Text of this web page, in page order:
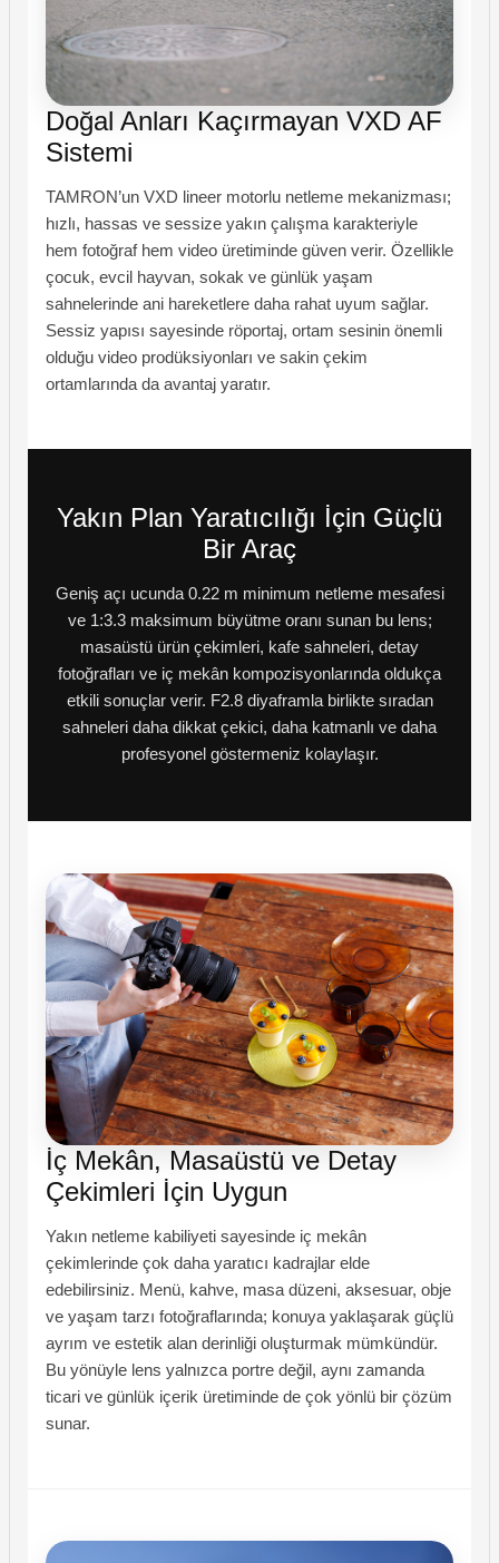
Doğal Anları Kaçırmayan VXD AF
Sistemi
TAMRON’un VXD lineer motorlu netleme mekanizması;
hızlı, hassas ve sessize yakın çalışma karakteriyle
hem fotoğraf hem video üretiminde güven verir. Özellikle
çocuk, evcil hayvan, sokak ve günlük yaşam
sahnelerinde ani hareketlere daha rahat uyum sağlar.
Sessiz yapısı sayesinde röportaj, ortam sesinin önemli
olduğu video prodüksiyonları ve sakin çekim
ortamlarında da avantaj yaratır.
Yakın Plan Yaratıcılığı İçin Güçlü
Bir Araç
Geniş açı ucunda 0.22 m minimum netleme mesafesi
ve 1:3.3 maksimum büyütme oranı sunan bu lens;
masaüstü ürün çekimleri, kafe sahneleri, detay
fotoğrafları ve iç mekân kompozisyonlarında oldukça
etkili sonuçlar verir. F2.8 diyaframla birlikte sıradan
sahneleri daha dikkat çekici, daha katmanlı ve daha
profesyonel göstermeniz kolaylaşır.
İç Mekân, Masaüstü ve Detay
Çekimleri İçin Uygun
Yakın netleme kabiliyeti sayesinde iç mekân
çekimlerinde çok daha yaratıcı kadrajlar elde
edebilirsiniz. Menü, kahve, masa düzeni, aksesuar, obje
ve yaşam tarzı fotoğraflarında; konuya yaklaşarak güçlü
ayrım ve estetik alan derinliği oluşturmak mümkündür.
Bu yönüyle lens yalnızca portre değil, aynı zamanda
ticari ve günlük içerik üretiminde de çok yönlü bir çözüm
sunar.